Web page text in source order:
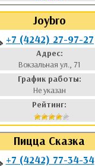
Joybro
+7 (4242) 27-97-27
Адрес:
Вокзальная ул., 71
График работы:
Не указан
Рейтинг:
Пицца Сказка
+7 (4242) 77-34-34